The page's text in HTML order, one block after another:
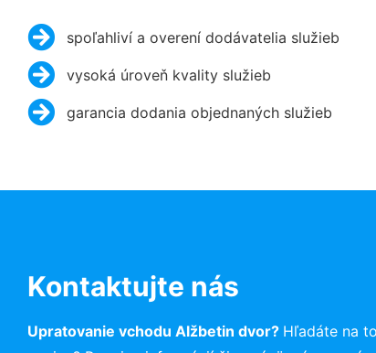
spoľahliví a overení dodávatelia služieb
vysoká úroveň kvality služieb
garancia dodania objednaných služieb
Kontaktujte nás
Upratovanie vchodu Alžbetin dvor? Hľadáte na